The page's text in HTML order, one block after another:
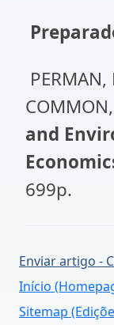
PERMAN,
and
699p.
Enviar artigo -
Início
Sitemap